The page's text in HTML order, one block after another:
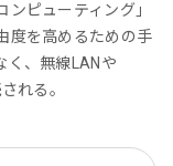
ピューティング」
度を高めるための手
く、無線LANや
れる。